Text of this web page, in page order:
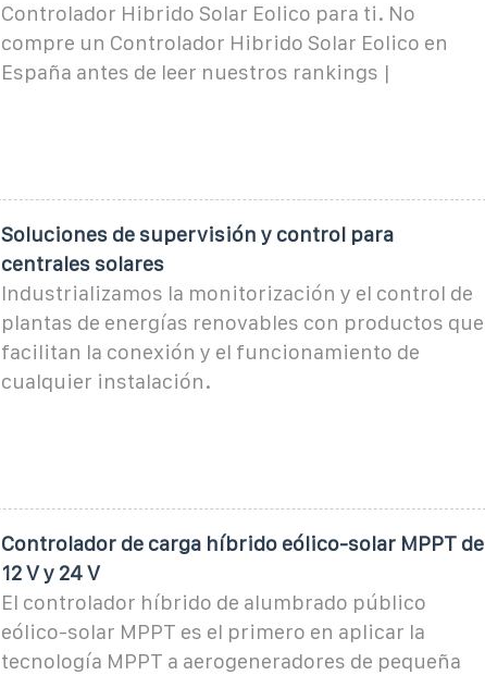
Controlador Hibrido Solar Eolico para ti. No
compre un Controlador Hibrido Solar Eolico en
España antes de leer nuestros rankings |
Soluciones de supervisión y control para
centrales solares
Industrializamos la monitorización y el control de
plantas de energías renovables con productos que
facilitan la conexión y el funcionamiento de
cualquier instalación.
Controlador de carga híbrido eólico-solar MPPT de
12 V y 24 V
El controlador híbrido de alumbrado público
eólico-solar MPPT es el primero en aplicar la
tecnología MPPT a aerogeneradores de pequeña